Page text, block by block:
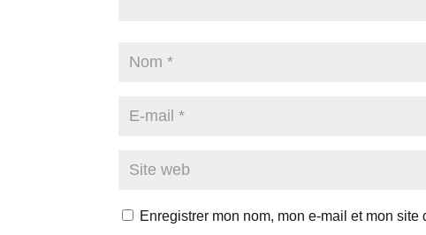
Enregistrer mon nom, mon e-mail et mon